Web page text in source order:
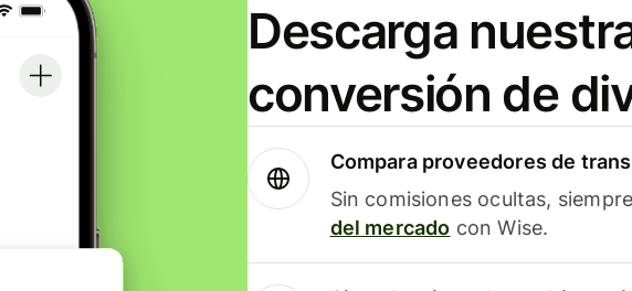
Descarga
conversión de
Compara proveedores de
Sin comisiones ocultas,
del mercado con Wise.